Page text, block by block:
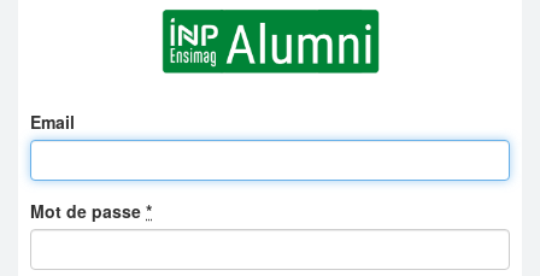
Email
Mot de passe *